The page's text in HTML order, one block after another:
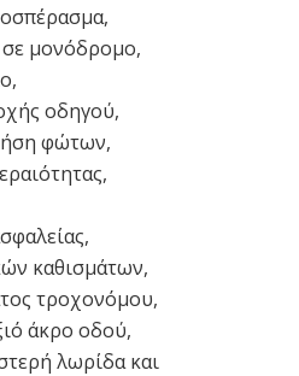
σε μονόδρομο,
οδηγού,
φώτων,
καθισμάτων,
τροχονόμου,
άκρο οδού,
λωρίδα και